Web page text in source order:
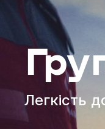
Легкість